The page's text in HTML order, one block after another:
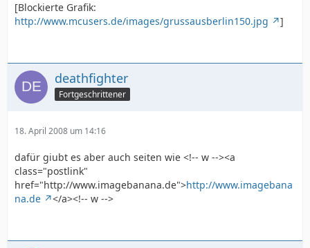
[Blockierte Grafik:
http://www.mcusers.de/images/grussausberlin150.jpg
]
deathfighter
Fortgeschrittener
18. April 2008 um 14:16
dafür giubt es aber auch seiten wie <!-- w --><a
class="postlink"
href="http://www.imagebanana.de">http://www.imagebana
na.de
</a><!-- w -->